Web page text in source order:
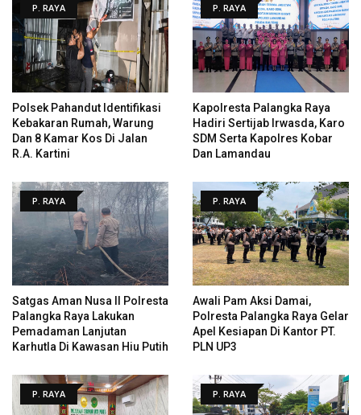
P. RAYA
Polsek Pahandut Identifikasi
Kebakaran Rumah, Warung
Dan 8 Kamar Kos Di Jalan
R.A. Kartini
P. RAYA
Kapolresta Palangka Raya
Hadiri Sertijab Irwasda, Karo
SDM Serta Kapolres Kobar
Dan Lamandau
P. RAYA
Satgas Aman Nusa II Polresta
Palangka Raya Lakukan
Pemadaman Lanjutan
Karhutla Di Kawasan Hiu Putih
P. RAYA
Awali Pam Aksi Damai,
Polresta Palangka Raya Gelar
Apel Kesiapan Di Kantor PT.
PLN UP3
P. RAYA P. RAYA